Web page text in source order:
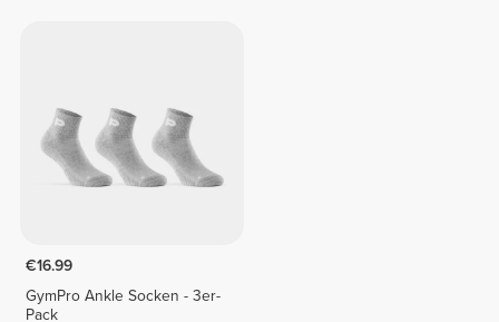
€16.99
GymPro Ankle Socken - 3er-
Pack